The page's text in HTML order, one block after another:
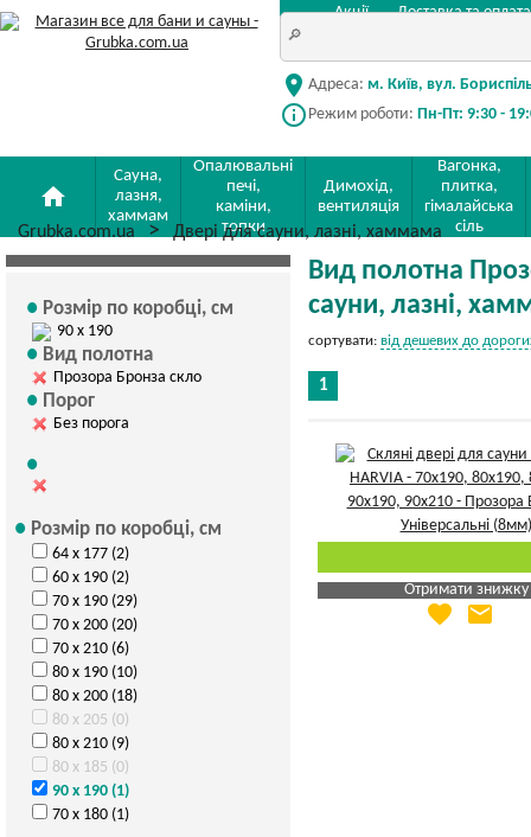
Акції Доставка та оплата
location_on Адреса: м. Київ, вул.
info_outline Режим роботи: Пн-Пт: 9:30 -
home
Сауна,
лазня,
хаммам
Опалювальні
печі,
каміни,
топки
Димохід,
вентиляція
Вагонка,
плитка,
гімалайська
сіль
Grubka.com.ua Двері для сауни, лазні, хаммама
Розмір по коробці, см
90 х 190
Вид полотна
Прозора Бронза скло
Порог
Без порога
Розмір по коробці, см
64 х 177 (2)
60 х 190 (2)
70 х 190 (29)
70 х 200 (20)
70 х 210 (6)
80 х 190 (10)
80 х 200 (18)
80 х 205 (0)
80 х 210 (9)
80 х 185 (0)
90 х 190 (1)
70 х 180 (1)
Вид полотна
сауни, лазні,
сортувати: від дешевих до
1
Отримати знижку
Яка Ваша ціна
favorite email